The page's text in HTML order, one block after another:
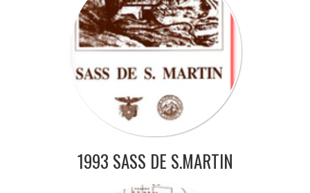
1993 SASS DE S.MARTIN